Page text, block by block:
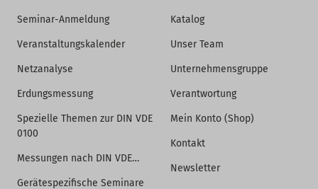
Seminar-Anmeldung
Veranstaltungskalender
Netzanalyse
Erdungsmessung
Spezielle Themen zur DIN VDE
0100
Messungen nach DIN VDE…
Gerätespezifische Seminare
Katalog
Unser Team
Unternehmensgruppe
Verantwortung
Mein Konto (Shop)
Kontakt
Newsletter